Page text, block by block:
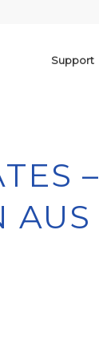
Support
–
AUS